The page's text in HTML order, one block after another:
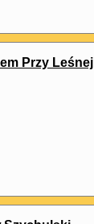
Przy Leśnej